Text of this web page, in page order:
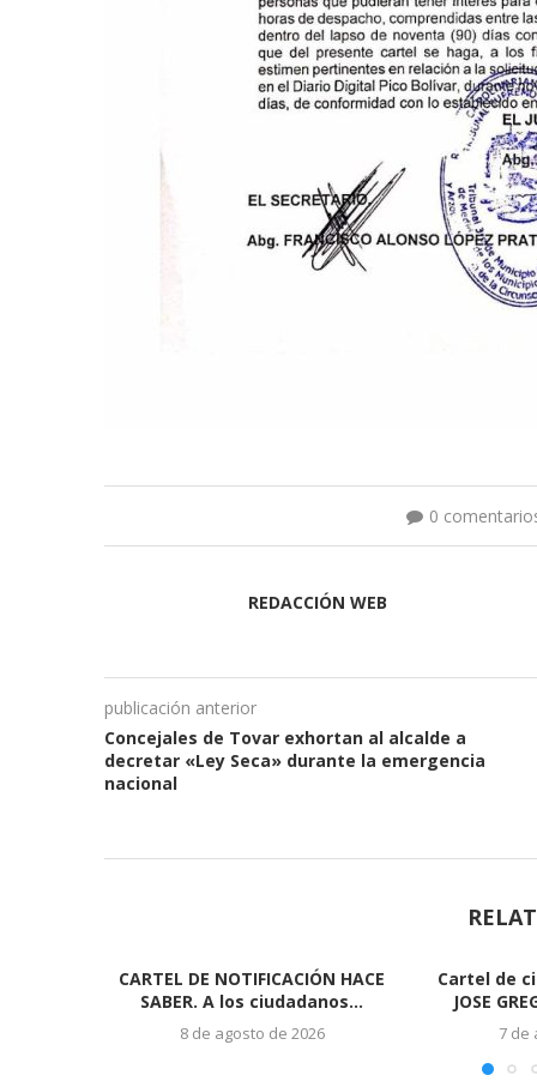
0
REDACCIÓN WEB
publicación anterior
Concejales de Tovar exhortan al alcalde a
decretar «Ley Seca» durante la emergencia
nacional
CARTEL DE NOTIFICACIÓN HACE
SABER. A los ciudadanos...
8 de agosto de 2026
Cartel de
JOSE
7 de